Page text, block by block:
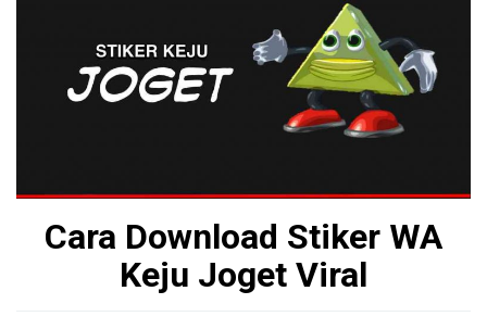
Cara Download Stiker WA
Keju Joget Viral